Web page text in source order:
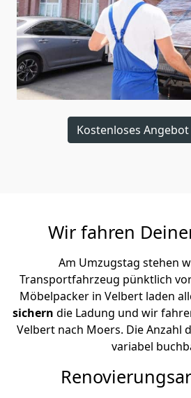
Kostenloses
Wir fahren
Am Umzugstag stehen
Transportfahrzeug pünktlich
Möbelpacker in Velbert laden
sichern die Ladung und wir
Velbert nach Moers. Die Anzahl
variabel